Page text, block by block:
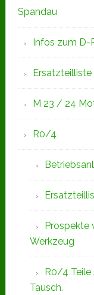
Spandau
Infos zum D-
M 23 / 24
R0/4
Prospekte
Werkzeug
R0/4 Teile
Tausch.